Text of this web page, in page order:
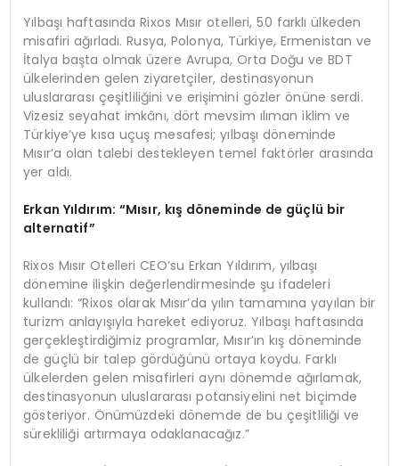
Yılbaşı haftasında Rixos Mısır otelleri, 50 farklı ülkeden
misafiri ağırladı. Rusya, Polonya, Türkiye, Ermenistan ve
İtalya başta olmak üzere Avrupa, Orta Doğu ve BDT
ülkelerinden gelen ziyaretçiler, destinasyonun
uluslararası çeşitliliğini ve erişimini gözler önüne serdi.
Vizesiz seyahat imkânı, dört mevsim ılıman iklim ve
Türkiye’ye kısa uçuş mesafesi; yılbaşı döneminde
Mısır’a olan talebi destekleyen temel faktörler arasında
yer aldı.
Erkan Yıldırım: “Mısır, kış döneminde de güçlü bir
alternatif”
Rixos Mısır Otelleri CEO’su Erkan Yıldırım, yılbaşı
dönemine ilişkin değerlendirmesinde şu ifadeleri
kullandı: “Rixos olarak Mısır’da yılın tamamına yayılan bir
turizm anlayışıyla hareket ediyoruz. Yılbaşı haftasında
gerçekleştirdiğimiz programlar, Mısır’ın kış döneminde
de güçlü bir talep gördüğünü ortaya koydu. Farklı
ülkelerden gelen misafirleri aynı dönemde ağırlamak,
destinasyonun uluslararası potansiyelini net biçimde
gösteriyor. Önümüzdeki dönemde de bu çeşitliliği ve
sürekliliği artırmaya odaklanacağız.”